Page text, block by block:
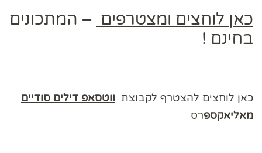
כאן לוחצים ומצטרפים – המתכונים
בחינם !
כאן לוחצים להצטרף לקבוצת ווטסאפ דילים סודיים
מאליאקספרס